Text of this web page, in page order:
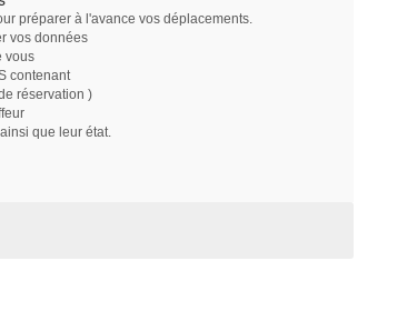
préparer à l'avance vos déplacements.
vos données
vous
contenant
réservation )
que leur état.